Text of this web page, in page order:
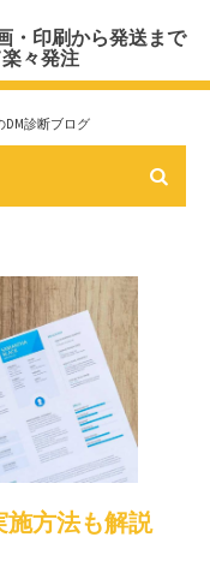
・印刷から発送まで
々発注
DM診断ブログ
施方法も解説